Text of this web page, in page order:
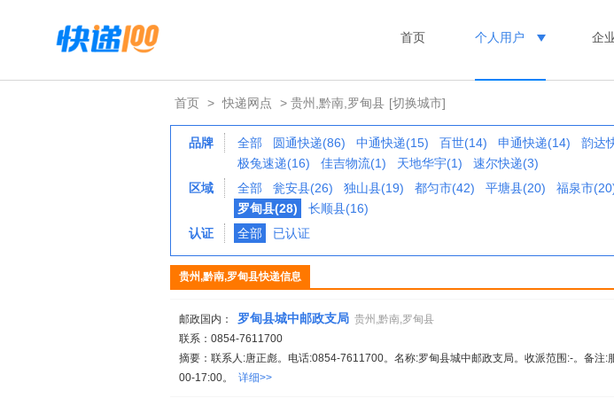
首页 个人用户 企
首页 > 快递网点 > 贵州,黔南,罗甸县 [切换城市]
品牌 全部 圆通快递(86) 中通快递(15) 百世(14) 申通快递(14) 韵达
极兔速递(16)
佳吉物流(1) 天地华宇(1)
速尔快递(3)
区域
全部 瓮安县(26) 独山县(19) 都匀市(42) 平塘县(20) 福泉市
罗甸县(28)
长顺县(16)
认证
全部 已认证
贵州,黔南,罗甸县快递信息
邮政国内： 罗甸县城中邮政支局 贵州,黔南,罗甸县
联系：0854-7611700
摘要：联系人:唐正彪。电话:0854-7611700。名称:罗甸县城中邮政支局。收派范围:-。备注:
00-17:00。 详细>>